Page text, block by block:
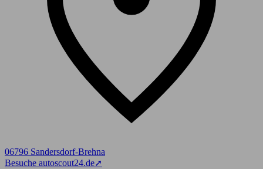
06796 Sandersdorf-Brehna
Besuche autoscout24.de➚